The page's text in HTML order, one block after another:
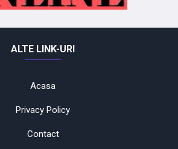
ALTE LINK-URI
Acasa
Privacy Policy
Contact